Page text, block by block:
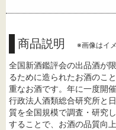
商品説明 ※画像はイ
全国新酒鑑評会の出品酒が
るために造られたお酒のこ
重なお酒です。年に一度開
行政法人酒類総合研究所と
質を全国規模で調査・研究
することで、お酒の品質向